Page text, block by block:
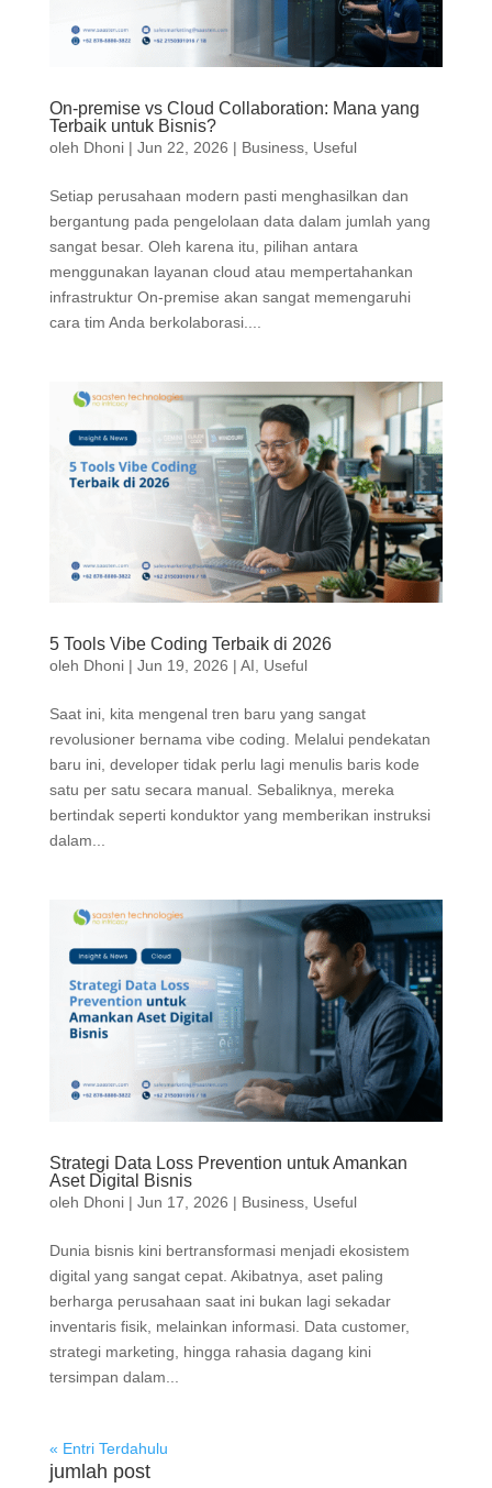
On-premise vs Cloud Collaboration: Mana yang
Terbaik untuk Bisnis?
oleh Dhoni| Jun 22, 2026 | Business, Useful
Setiap perusahaan modern pasti menghasilkan dan
bergantung pada pengelolaan data dalam jumlah yang
sangat besar. Oleh karena itu, pilihan antara
menggunakan layanan cloud atau mempertahankan
infrastruktur On-premise akan sangat memengaruhi
cara tim Anda berkolaborasi....
5 Tools Vibe Coding Terbaik di 2026
oleh Dhoni| Jun 19, 2026 | AI, Useful
Saat ini, kita mengenal tren baru yang sangat
revolusioner bernama vibe coding. Melalui pendekatan
baru ini, developer tidak perlu lagi menulis baris kode
satu per satu secara manual. Sebaliknya, mereka
bertindak seperti konduktor yang memberikan instruksi
dalam...
Strategi Data Loss Prevention untuk Amankan
Aset Digital Bisnis
oleh Dhoni| Jun 17, 2026 | Business, Useful
Dunia bisnis kini bertransformasi menjadi ekosistem
digital yang sangat cepat. Akibatnya, aset paling
berharga perusahaan saat ini bukan lagi sekadar
inventaris fisik, melainkan informasi. Data customer,
strategi marketing, hingga rahasia dagang kini
tersimpan dalam...
« Entri Terdahulu
jumlah post